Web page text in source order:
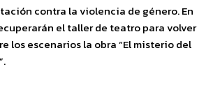
contra la violencia de género. En
el taller de teatro para volver
los escenarios la obra “El misterio del